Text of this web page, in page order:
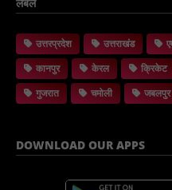
उत्तरप्रदेश उत्तराखंड
कानपुर
केरल क्रिकेट
गुजरात
चमोली जबलपुर
DOWNLOAD OUR APPS